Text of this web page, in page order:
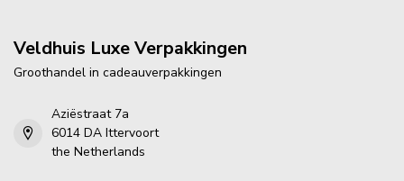
Veldhuis Luxe Verpakkingen
Groothandel in cadeauverpakkingen
Aziëstraat 7a
6014 DA Ittervoort
the Netherlands